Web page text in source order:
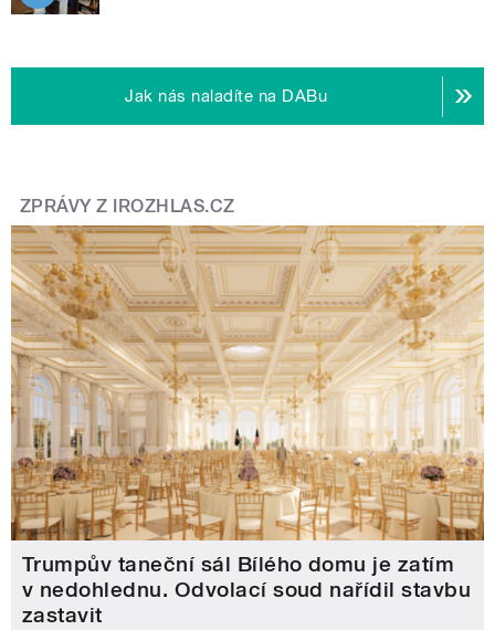
Jak nás naladíte na DABu
ZPRÁVY Z IROZHLAS.CZ
Trumpův taneční sál Bílého domu je zatím
v nedohlednu. Odvolací soud nařídil stavbu
zastavit